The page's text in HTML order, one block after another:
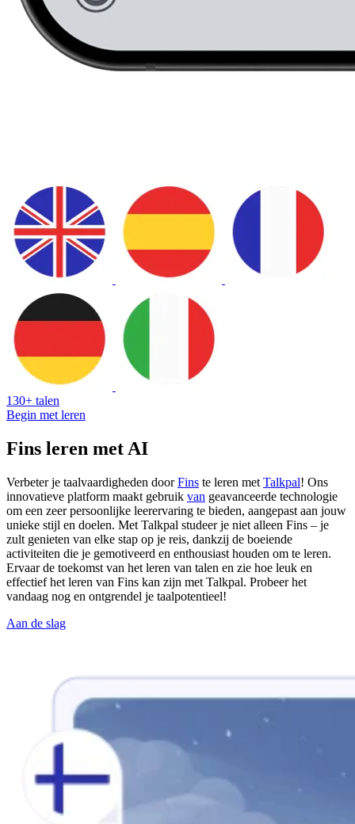
130+ talen
Begin met leren
Fins leren met AI
Verbeter je taalvaardigheden doorFins te leren met Talkpal! Ons
innovatieve platform maakt gebruik van geavanceerde technologie
om een zeer persoonlijke leerervaring te bieden, aangepast aan jouw
unieke stijl en doelen. Met Talkpal studeer je niet alleen Fins – je
zult genieten van elke stap op je reis, dankzij de boeiende
activiteiten die je gemotiveerd en enthousiast houden om te leren.
Ervaar de toekomst van het leren van talen en zie hoe leuk en
effectief het leren van Fins kan zijn met Talkpal. Probeer het
vandaag nog en ontgrendel je taalpotentieel!
Aan de slag